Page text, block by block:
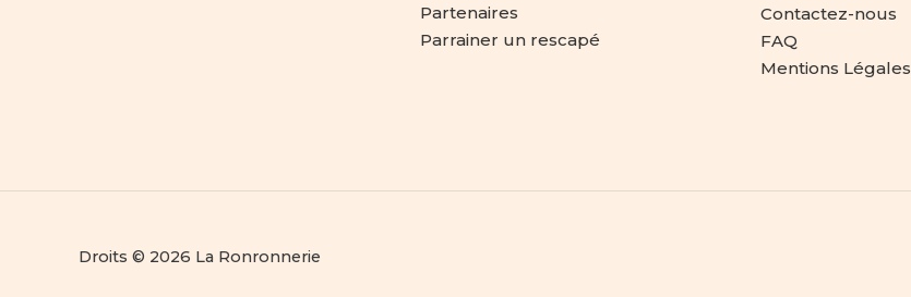
Partenaires
Parrainer un rescapé
Contactez-nous
FAQ
Mentions Légales
Droits © 2026 La Ronronnerie